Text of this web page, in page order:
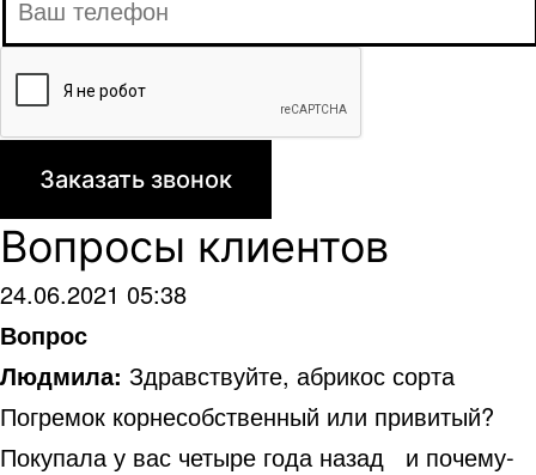
Вопросы клиентов
24.06.2021 05:38
Вопрос
Людмила: Здравствуйте, абрикос сорта
Погремок корнесобственный или привитый?
Покупала у вас четыре года назад и почему-